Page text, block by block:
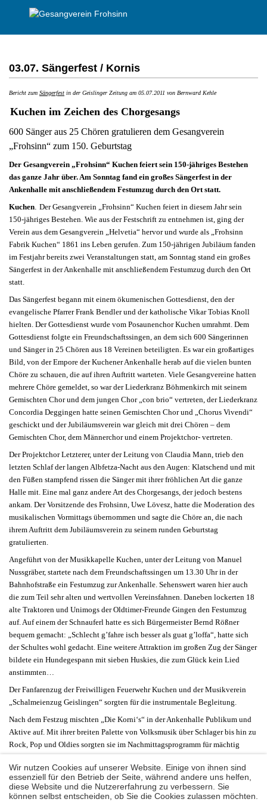
03.07. Sängerfest / Kornis
Bericht zum Sängerfest in der Geislinger Zeitung am 05.07.2011 von Bernward Kehle
Kuchen im Zeichen des Chorgesangs
600 Sänger aus 25 Chören gratulieren dem Gesangverein
„Frohsinn“ zum 150. Geburtstag
Der Gesangverein „Frohsinn“ Kuchen feiert sein 150-jähriges Bestehen
das ganze Jahr über. Am Sonntag fand ein großes Sängerfest in der
Ankenhalle mit anschließendem Festumzug durch den Ort statt.
Kuchen Der Gesangverein „Frohsinn“ Kuchen feiert in diesem Jahr sein
150-jähriges Bestehen. Wie aus der Festschrift zu entnehmen ist, ging der
Verein aus dem Gesangverein „Helvetia“ hervor und wurde als „Frohsinn
Fabrik Kuchen“ 1861 ins Leben gerufen. Zum 150-jährigen Jubiläum fanden
im Festjahr bereits zwei Veranstaltungen statt, am Sonntag stand ein großes
Sängerfest in der Ankenhalle mit anschließendem Festumzug durch den Ort
statt.
Das Sängerfest begann mit einem ökumenischen Gottesdienst, den der
evangelische Pfarrer Frank Bendler und der katholische Vikar Tobias Knoll
hielten. Der Gottesdienst wurde vom Posaunenchor Kuchen umrahmt. Dem
Gottesdienst folgte ein Freundschaftssingen, an dem sich 600 Sängerinnen
und Sänger in 25 Chören aus 18 Vereinen beteiligten. Es war ein großartiges
Bild, von der Empore der Kuchener Ankenhalle herab auf die vielen bunten
Chöre zu schauen, die auf ihren Auftritt warteten. Viele Gesangvereine hatten
mehrere Chöre gemeldet, so war der Liederkranz Böhmenkirch mit seinem
Gemischten Chor und dem jungen Chor „con brio“ vertreten, der Liederkranz
Concordia Deggingen hatte seinen Gemischten Chor und „Chorus Vivendi“
geschickt und der Jubiläumsverein war gleich mit drei Chören – dem
Gemischten Chor, dem Männerchor und einem Projektchor- vertreten.
Der Projektchor Letzterer, unter der Leitung von Claudia Mann, trieb den
letzten Schlaf der langen Albfetza-Nacht aus den Augen: Klatschend und mit
den Füßen stampfend rissen die Sänger mit ihrer fröhlichen Art die ganze
Halle mit. Eine mal ganz andere Art des Chorgesangs, der jedoch bestens
ankam. Der Vorsitzende des Frohsinn, Uwe Lövesz, hatte die Moderation des
musikalischen Vormittags übernommen und sagte die Chöre an, die nach
ihrem Auftritt dem Jubiläumsverein zu seinem runden Geburtstag
gratulierten.
Angeführt von der Musikkapelle Kuchen, unter der Leitung von Manuel
Nussgräber, startete nach dem Freundschaftssingen um 13.30 Uhr in der
Bahnhofstraße ein Festumzug zur Ankenhalle. Sehenswert waren hier auch
die zum Teil sehr alten und wertvollen Vereinsfahnen. Daneben lockerten 18
alte Traktoren und Unimogs der Oldtimer-Freunde Gingen den Festumzug
auf. Auf einem der Schnauferl hatte es sich Bürgermeister Bernd Rößner
bequem gemacht: „Schlecht g’fahre isch besser als guat g’loffa“, hatte sich
der Schultes wohl gedacht. Eine weitere Attraktion im großen Zug der Sänger
bildete ein Hundegespann mit sieben Huskies, die zum Glück kein Lied
anstimmten…
Der Fanfarenzug der Freiwilligen Feuerwehr Kuchen und der Musikverein
„Schalmeienzug Geislingen“ sorgten für die instrumentale Begleitung.
Nach dem Festzug mischten „Die Korni‘s“ in der Ankenhalle Publikum und
Aktive auf. Mit ihrer breiten Palette von Volksmusik über Schlager bis hin zu
Rock, Pop und Oldies sorgten sie im Nachmittagsprogramm für mächtig
Stimmung und kamen beim Publikum bestens an.
Wir nutzen Cookies auf unserer Website. Einige von ihnen sind
essenziell für den Betrieb der Seite, während andere uns helfen,
diese Website und die Nutzererfahrung zu verbessern. Sie
können selbst entscheiden, ob Sie die Cookies zulassen möchten.